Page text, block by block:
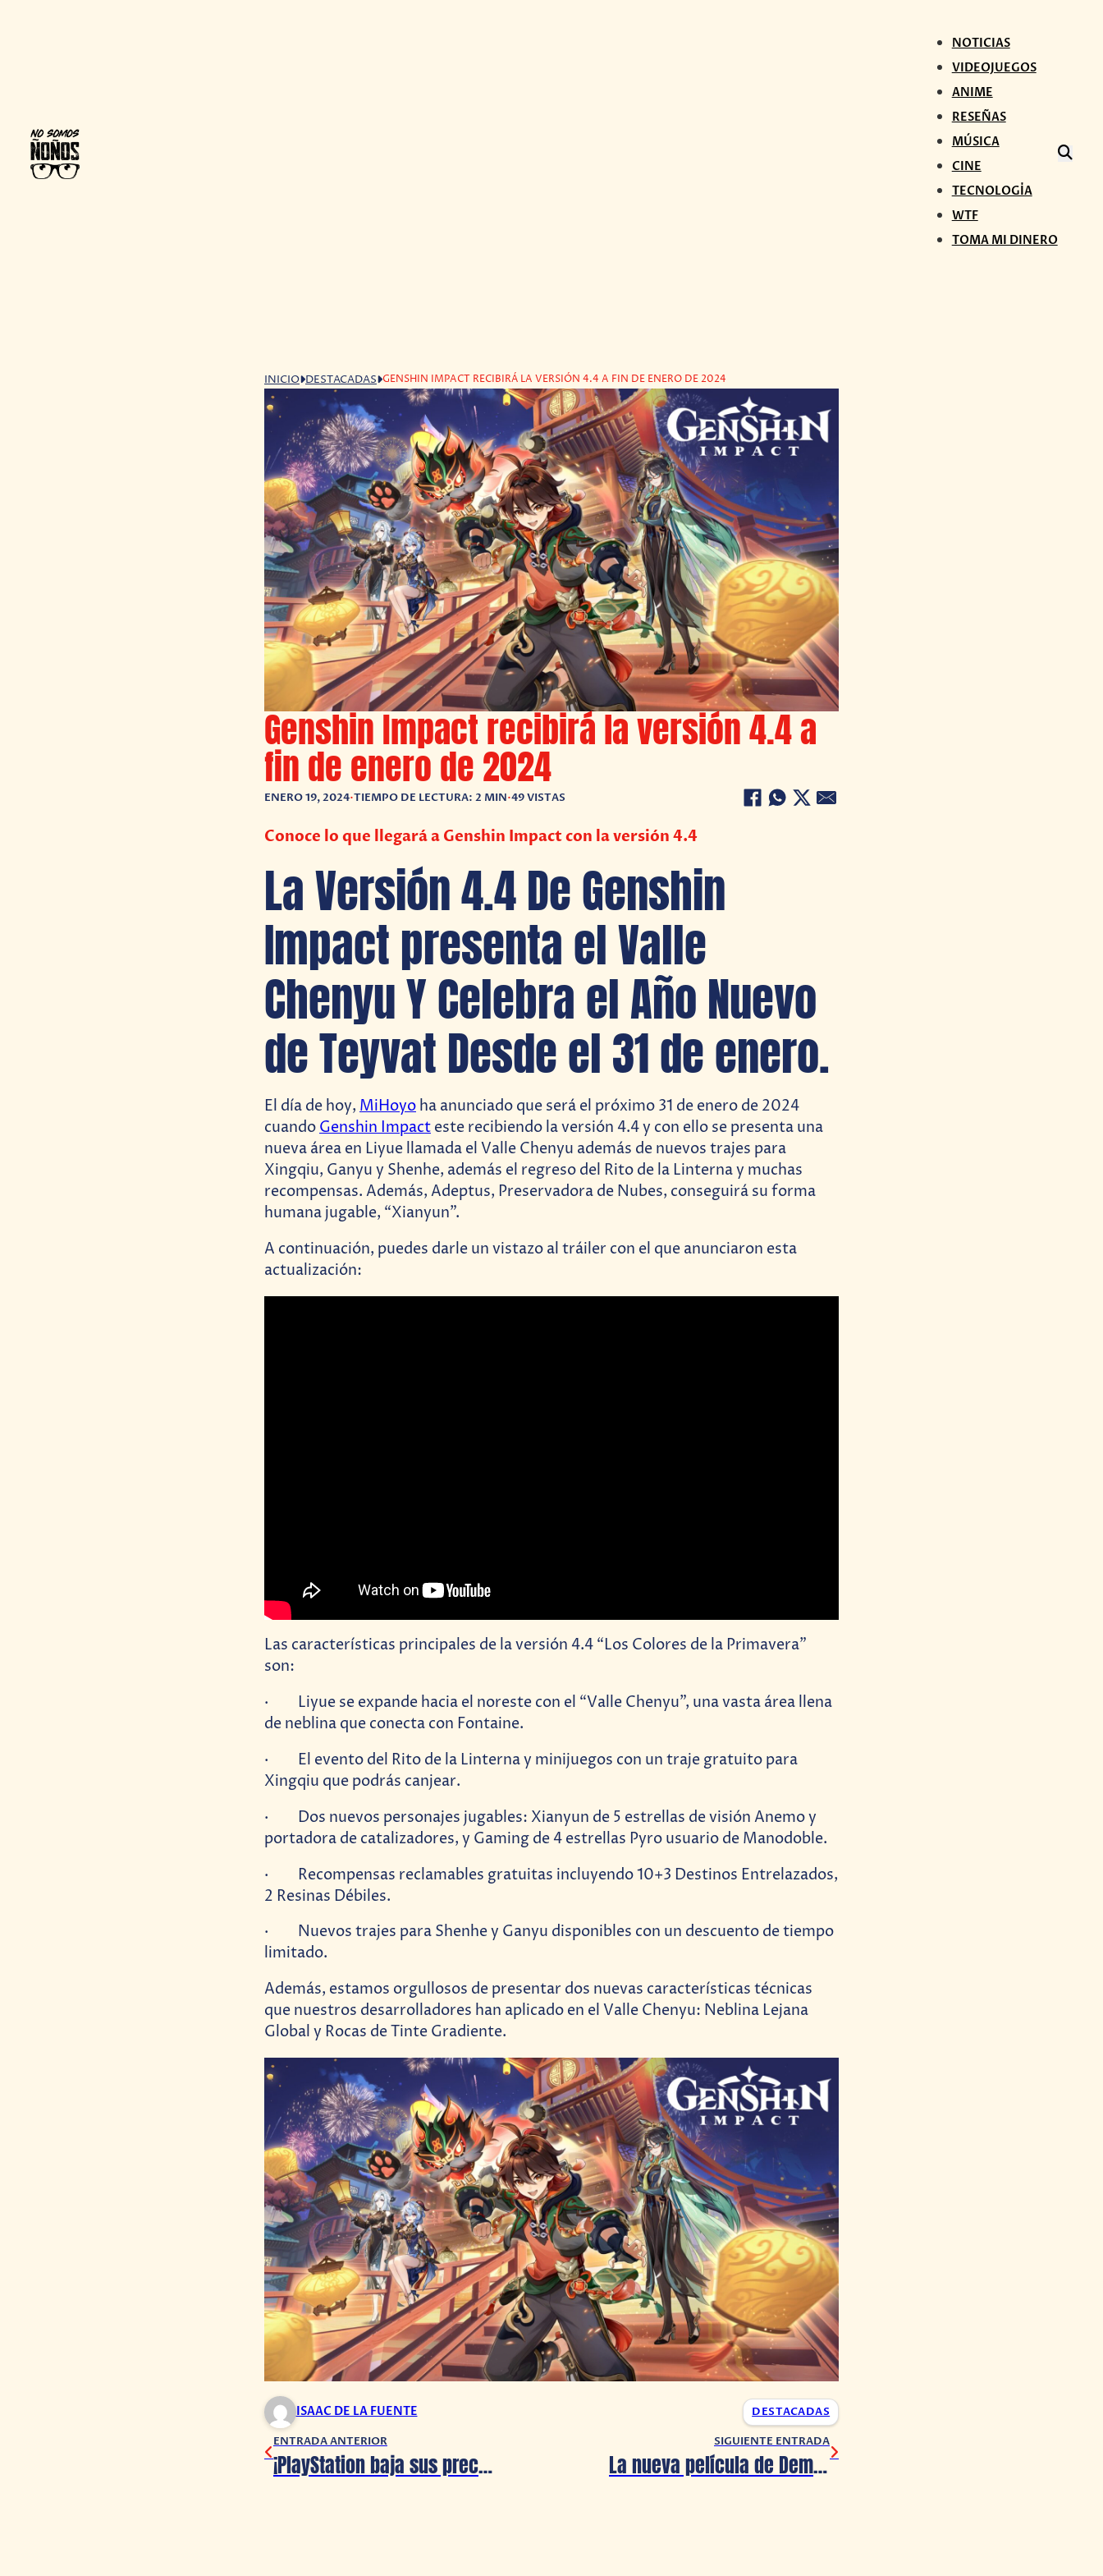
NOTICIAS
VIDEOJUEGOS
ANIME
RESEÑAS
MÚSICA
CINE
TECNOLOGÍA
WTF
TOMA MI DINERO
INICIO DESTACADAS GENSHIN IMPACT RECIBIRÁ LA VERSIÓN 4.4 A FIN DE ENERO DE 2024
Genshin Impact recibirá la versión 4.4 a
fin de enero de 2024
ENERO 19, 2024•TIEMPO DE LECTURA: 2 MIN•49 VISTAS
Conoce lo que llegará a Genshin Impact con la versión 4.4
La Versión 4.4 De Genshin
Impact presenta el Valle
Chenyu Y Celebra el Año Nuevo
de Teyvat Desde el 31 de enero.
El día de hoy, MiHoyo ha anunciado que será el próximo 31 de enero de 2024
cuandoGenshin Impact este recibiendo la versión 4.4 y con ello se presenta una
nueva área en Liyue llamada el Valle Chenyu además de nuevos trajes para
Xingqiu, Ganyu y Shenhe, además el regreso del Rito de la Linterna y muchas
recompensas. Además, Adeptus, Preservadora de Nubes, conseguirá su forma
humana jugable, “Xianyun”.
A continuación, puedes darle un vistazo al tráiler con el que anunciaron esta
actualización:
Las características principales de la versión 4.4 “Los Colores de la Primavera”
son:
· Liyue se expande hacia el noreste con el “Valle Chenyu”, una vasta área llena
de neblina que conecta con Fontaine.
· El evento del Rito de la Linterna y minijuegos con un traje gratuito para
Xingqiu que podrás canjear.
· Dos nuevos personajes jugables: Xianyun de 5 estrellas de visión Anemo y
portadora de catalizadores, y Gaming de 4 estrellas Pyro usuario de Manodoble.
· Recompensas reclamables gratuitas incluyendo 10+3 Destinos Entrelazados,
2 Resinas Débiles.
· Nuevos trajes para Shenhe y Ganyu disponibles con un descuento de tiempo
limitado.
Además, estamos orgullosos de presentar dos nuevas características técnicas
que nuestros desarrolladores han aplicado en el Valle Chenyu: Neblina Lejana
Global y Rocas de Tinte Gradiente.
ISAAC DE LA FUENTE DESTACADAS
ENTRADA ANTERIOR
¡PlayStation baja sus precios en estos títulos hasta el 31 de Enero!
SIGUIENTE ENTRADA
La nueva película de Demon Slayer ya tiene fecha de estreno